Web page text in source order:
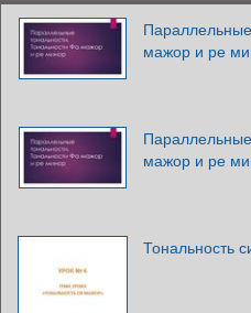
мажор и ре
мажор и ре
Тональность